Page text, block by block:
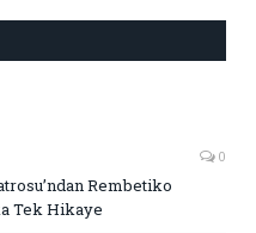
0
Rembetiko
Tek Hikaye